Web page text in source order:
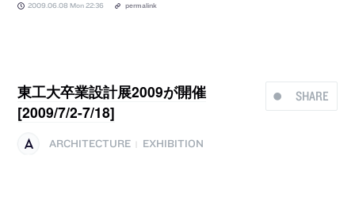
2009.06.08 Mon 22:36 permalink
SHARE
東工大卒業設計展2009が開催
[2009/7/2-7/18]
ARCHITECTURE EXHIBITION